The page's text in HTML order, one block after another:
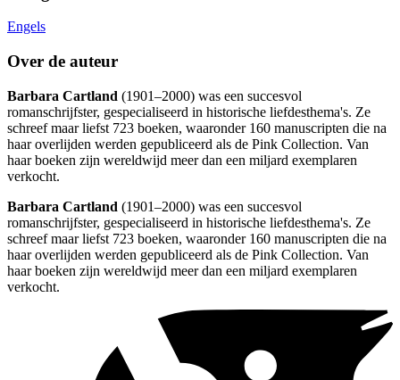
Engels
Over de auteur
Barbara Cartland (1901–2000) was een succesvol
romanschrijfster, gespecialiseerd in historische liefdesthema's. Ze
schreef maar liefst 723 boeken, waaronder 160 manuscripten die na
haar overlijden werden gepubliceerd als de Pink Collection. Van
haar boeken zijn wereldwijd meer dan een miljard exemplaren
verkocht.
Barbara Cartland (1901–2000) was een succesvol
romanschrijfster, gespecialiseerd in historische liefdesthema's. Ze
schreef maar liefst 723 boeken, waaronder 160 manuscripten die na
haar overlijden werden gepubliceerd als de Pink Collection. Van
haar boeken zijn wereldwijd meer dan een miljard exemplaren
verkocht.